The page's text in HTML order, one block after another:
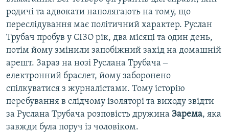
родичі та адвокати наполягають на тому, що
переслідування має політичний характер. Руслан
Трубач пробув у СІЗО рік, два місяці та один день,
потім йому змінили запобіжний захід на домашній
арешт. Зараз на нозі Руслана Трубача ‒
електронний браслет, йому заборонено
спілкуватися з журналістами. Тому історію
перебування в слідчому ізоляторі та виходу звідти
за Руслана Трубача розповість дружина Зарема, яка
завжди була поруч із чоловіком.